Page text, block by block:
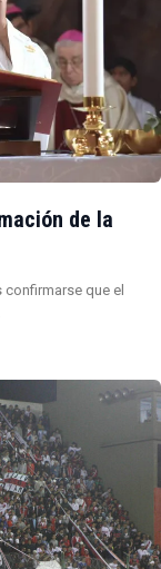
de la
que el